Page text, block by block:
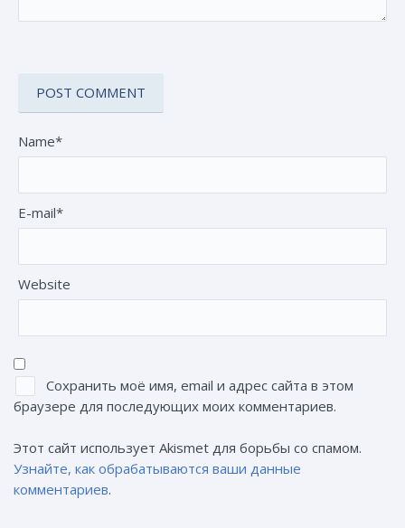
Name*
E-mail*
Website
Сохранить моё имя, email и адрес сайта в этом
браузере для последующих моих комментариев.
Этот сайт использует Akismet для борьбы со спамом.
Узнайте, как обрабатываются ваши данные
комментариев.